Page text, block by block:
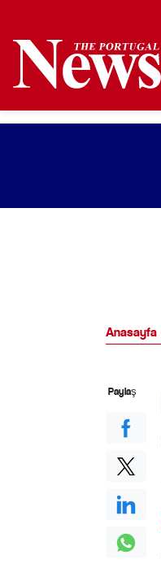
Anasayfa
Paylaş